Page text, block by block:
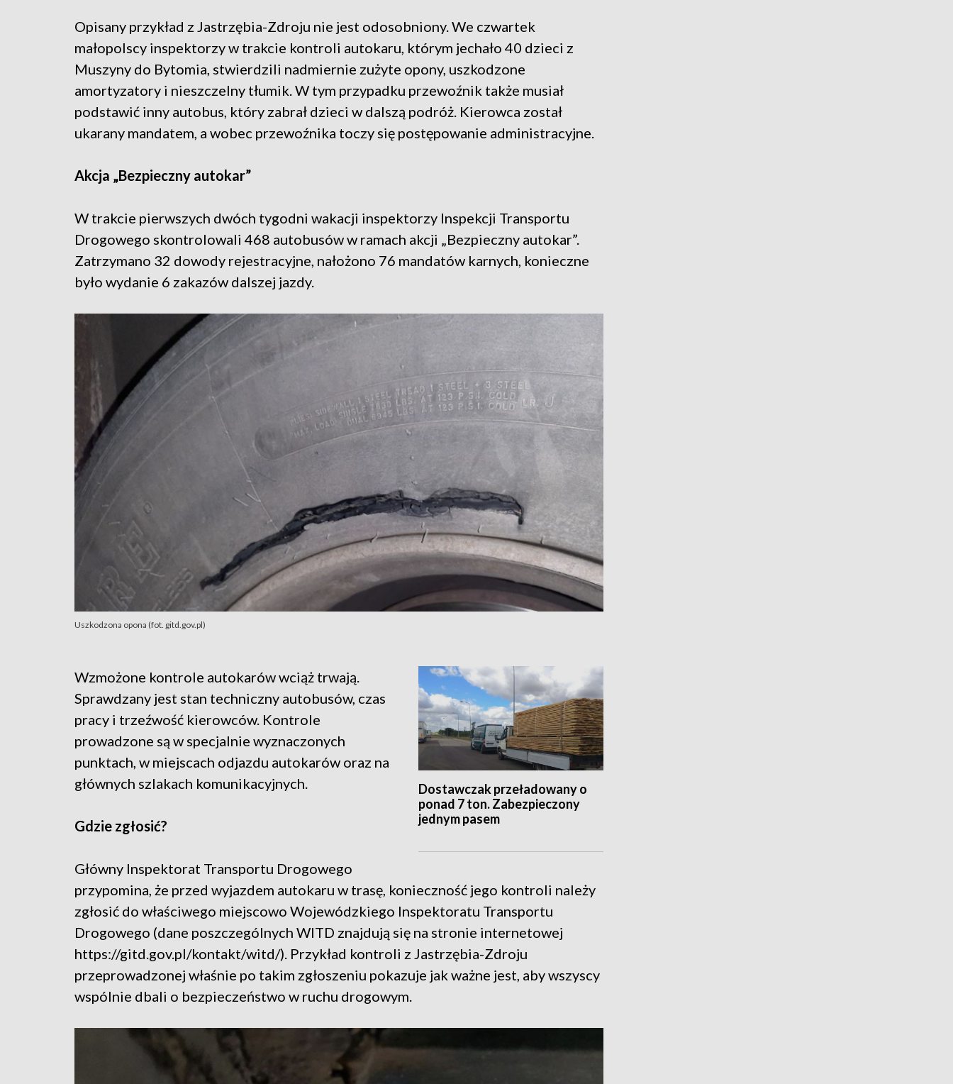
Opisany przykład z Jastrzębia-Zdroju nie jest odosobniony. We czwartek
małopolscy inspektorzy w trakcie kontroli autokaru, którym jechało 40 dzieci z
Muszyny do Bytomia, stwierdzili nadmiernie zużyte opony, uszkodzone
amortyzatory i nieszczelny tłumik. W tym przypadku przewoźnik także musiał
podstawić inny autobus, który zabrał dzieci w dalszą podróż. Kierowca został
ukarany mandatem, a wobec przewoźnika toczy się postępowanie administracyjne.
Akcja „Bezpieczny autokar”
W trakcie pierwszych dwóch tygodni wakacji inspektorzy Inspekcji Transportu
Drogowego skontrolowali 468 autobusów w ramach akcji „Bezpieczny autokar”.
Zatrzymano 32 dowody rejestracyjne, nałożono 76 mandatów karnych, konieczne
było wydanie 6 zakazów dalszej jazdy.
Uszkodzona opona (fot. gitd.gov.pl)
Dostawczak przeładowany o
ponad 7 ton. Zabezpieczony
jednym pasem
Wzmożone kontrole autokarów wciąż trwają.
Sprawdzany jest stan techniczny autobusów, czas
pracy i trzeźwość kierowców. Kontrole
prowadzone są w specjalnie wyznaczonych
punktach, w miejscach odjazdu autokarów oraz na
głównych szlakach komunikacyjnych.
Gdzie zgłosić?
Główny Inspektorat Transportu Drogowego
przypomina, że przed wyjazdem autokaru w trasę, konieczność jego kontroli należy
zgłosić do właściwego miejscowo Wojewódzkiego Inspektoratu Transportu
Drogowego (dane poszczególnych WITD znajdują się na stronie internetowej
https://gitd.gov.pl/kontakt/witd/). Przykład kontroli z Jastrzębia-Zdroju
przeprowadzonej właśnie po takim zgłoszeniu pokazuje jak ważne jest, aby wszyscy
wspólnie dbali o bezpieczeństwo w ruchu drogowym.